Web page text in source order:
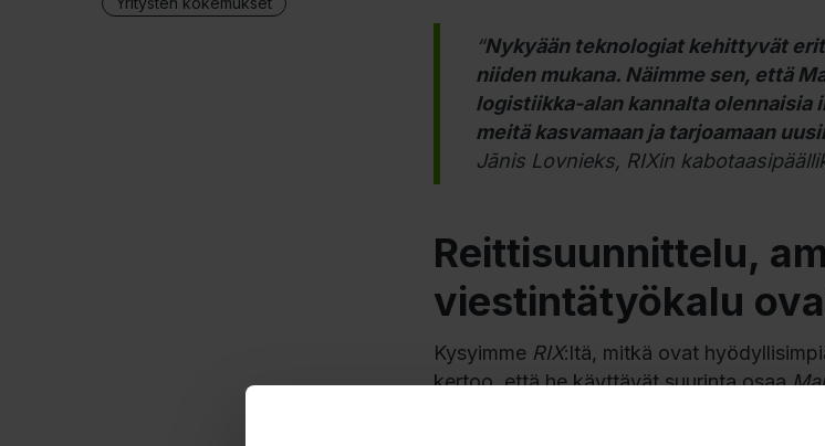
“Nykyään teknologiat kehittyvät
niiden mukana. Näimme sen, että
logistiikka-alan kannalta olennaisia
meitä kasvamaan ja tarjoamaan
Jānis Lovnieks, RIXin
Reittisuunnittelu,
viestintätyökalu
Kysyimme RIX:ltä, mitkä ovat
kertoo, että he käyttävät suurinta osaa
seurantaan ja reittisuunnitteluun, johon